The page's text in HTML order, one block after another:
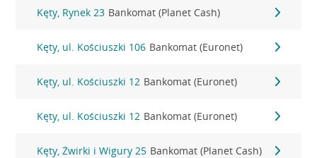
Kęty, Rynek 23 Bankomat (Planet Cash)
Kęty, ul. Kościuszki 106 Bankomat (Euronet)
Kęty, ul. Kościuszki 12 Bankomat (Euronet)
Kęty, ul. Kościuszki 12 Bankomat (Euronet)
Kęty, Żwirki i Wigury 25 Bankomat (Planet Cash)